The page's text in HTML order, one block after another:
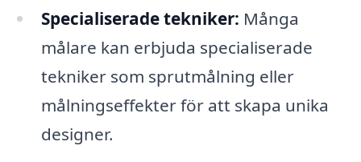
Specialiserade tekniker: Många
målare kan erbjuda specialiserade
tekniker som sprutmålning eller
målningseffekter för att skapa unika
designer.